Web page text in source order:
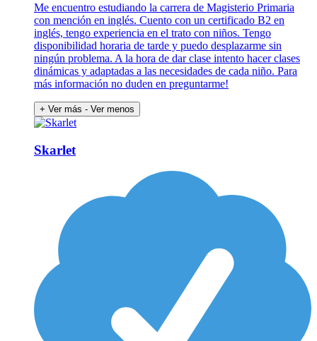
Me encuentro estudiando la carrera de Magisterio Primaria
con mención en inglés. Cuento con un certificado B2 en
inglés, tengo experiencia en el trato con niños. Tengo
disponibilidad horaria de tarde y puedo desplazarme sin
ningún problema. A la hora de dar clase intento hacer clases
dinámicas y adaptadas a las necesidades de cada niño. Para
más información no duden en preguntarme!
+ Ver más - Ver menos
Skarlet